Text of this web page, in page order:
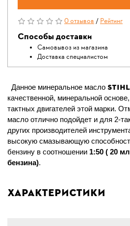
0 отзывов/Рейтинг
Способы доставки
Самовывоз из магазина
Доставка специалистом
Данное минеральное масло STIHL
качественной, минеральной
тактных двигателей этой марки.
масло отлично подойдет и для 2-
других производителей
высокую смазывающую
бензину в соотношении 1:50 ( 20
бензина).
Характеристики